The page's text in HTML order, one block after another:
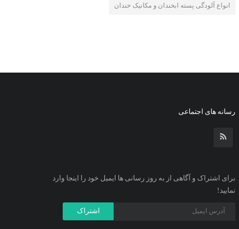
انواع آلودگی پسته ابخندان و مکانیک خندان
رسانه های اجتماعی
برای اشتراک و آگاهی از به روز رسانی ها ایمیل خود را اینجا وارد
نمایید!
اشتراک